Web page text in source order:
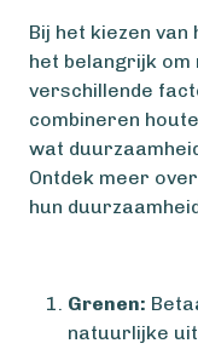
Bij het kiezen
het belangrijk om
verschillende
combineren
wat
Ontdek meer
hun
Grenen:
natuurlijke